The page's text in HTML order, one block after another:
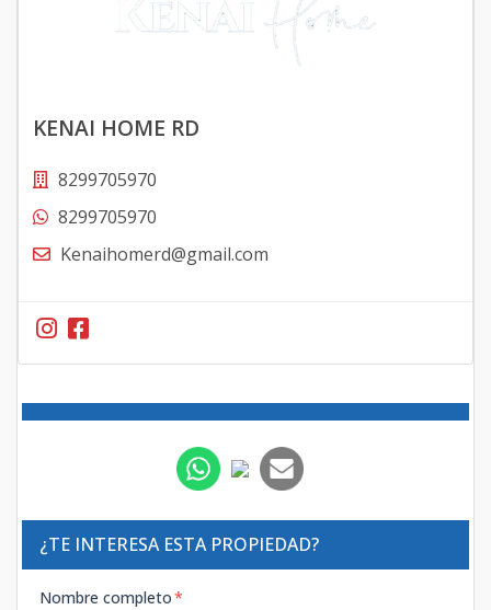
KENAI HOME RD
8299705970
8299705970
Kenaihomerd@gmail.com
¿TE INTERESA ESTA PROPIEDAD?
Nombre completo*